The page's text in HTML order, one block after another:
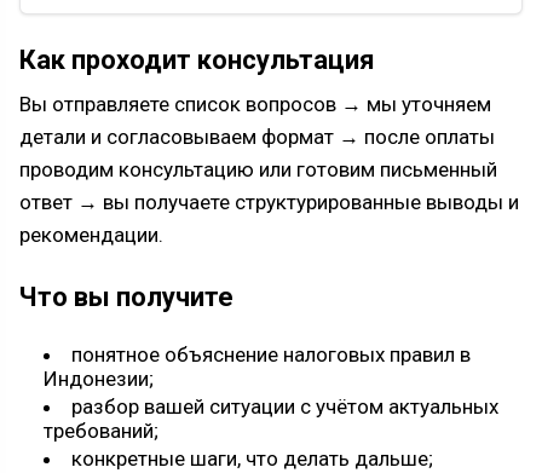
Как проходит консультация
Вы отправляете список вопросов → мы уточняем
детали и согласовываем формат → после оплаты
проводим консультацию или готовим письменный
ответ → вы получаете структурированные выводы и
рекомендации.
Что вы получите
понятное объяснение налоговых правил в
Индонезии;
разбор вашей ситуации с учётом актуальных
требований;
конкретные шаги, что делать дальше;